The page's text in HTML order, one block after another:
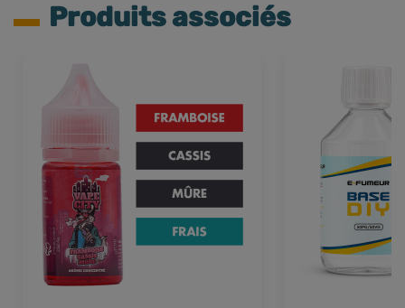
Produits associés